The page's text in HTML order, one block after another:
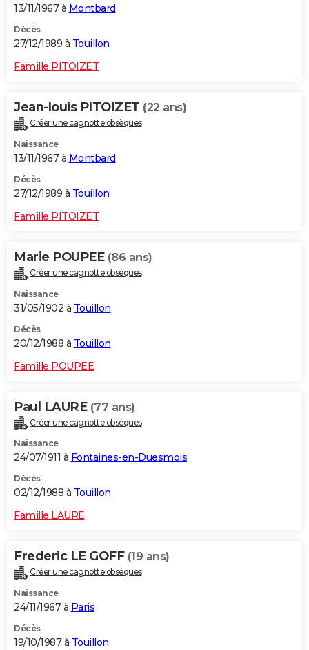
13/11/1967 à Montbard
Décès
27/12/1989 à Touillon
Famille PITOIZET
Jean-louis PITOIZET (22 ans)
Créer une cagnotte obsèques
Naissance
13/11/1967 à Montbard
Décès
27/12/1989 à Touillon
Famille PITOIZET
Marie POUPEE (86 ans)
Créer une cagnotte obsèques
Naissance
31/05/1902 à Touillon
Décès
20/12/1988 à Touillon
Famille POUPEE
Paul LAURE (77 ans)
Créer une cagnotte obsèques
Naissance
24/07/1911 à Fontaines-en-Duesmois
Décès
02/12/1988 à Touillon
Famille LAURE
Frederic LE GOFF (19 ans)
Créer une cagnotte obsèques
Naissance
24/11/1967 à Paris
Décès
19/10/1987 à Touillon